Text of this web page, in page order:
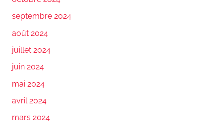
septembre 2024
août 2024
juillet 2024
juin 2024
mai 2024
avril 2024
mars 2024